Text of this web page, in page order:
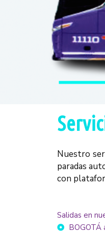
Nuestro
paradas
con
Salidas en
BOGOTÁ